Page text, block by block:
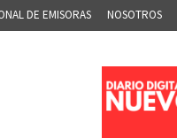
DE EMISORAS NOSOTROS